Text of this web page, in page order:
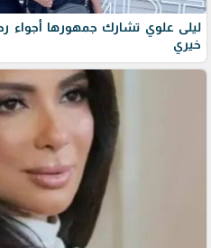
ليلى علوي تشارك جمهورها أجواء
خيري